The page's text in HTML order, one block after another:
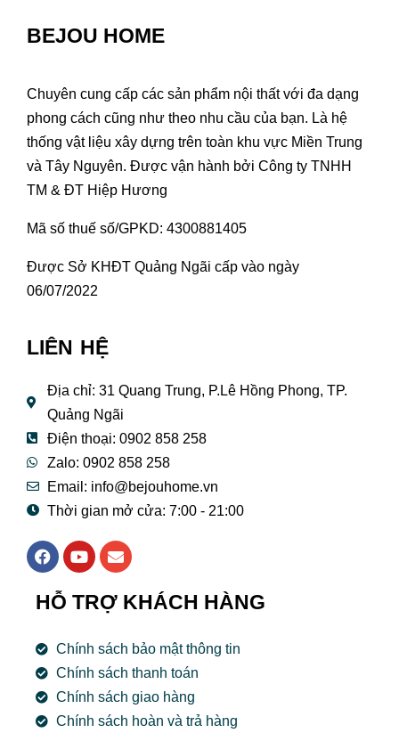
BEJOU HOME
Chuyên cung cấp các sản phẩm nội thất với đa dạng
phong cách cũng như theo nhu cầu của bạn. Là hệ
thống vật liệu xây dựng trên toàn khu vực Miền Trung
và Tây Nguyên. Được vận hành bởi Công ty TNHH
TM & ĐT Hiệp Hương
Mã số thuế số/GPKD: 4300881405
Được Sở KHĐT Quảng Ngãi cấp vào ngày
06/07/2022
LIÊN HỆ
Địa chỉ: 31 Quang Trung, P.Lê Hồng Phong, TP.
Quảng Ngãi
Điện thoại: 0902 858 258
Zalo: 0902 858 258
Email: info@bejouhome.vn
Thời gian mở cửa: 7:00 - 21:00
F
a
e
b
o
k
Y
o
t
u
e
E
n
e
l
p
e
HỖ TRỢ KHÁCH HÀNG
Chính sách bảo mật thông tin
Chính sách thanh toán
Chính sách giao hàng
Chính sách hoàn và trả hàng